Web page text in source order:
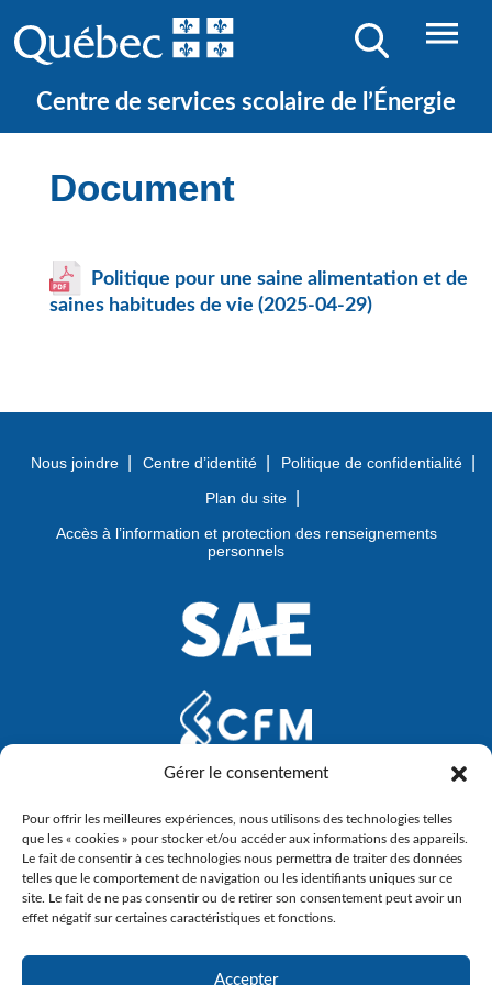
Gérer le consentement
Pour offrir les meilleures expériences, nous utilisons des technologies telles
que les « cookies » pour stocker et/ou accéder aux informations des appareils.
Le fait de consentir à ces technologies nous permettra de traiter des données
telles que le comportement de navigation ou les identifiants uniques sur ce
site. Le fait de ne pas consentir ou de retirer son consentement peut avoir un
effet négatif sur certaines caractéristiques et fonctions.
Accepter
Centre de services scolaire de l’Énergie
Document
Politique pour une saine alimentation et de
saines habitudes de vie (2025-04-29)
Nous joindre Centre d’identité
Politique de confidentialité
Plan du site
Accès à l’information et protection des renseignements
personnels